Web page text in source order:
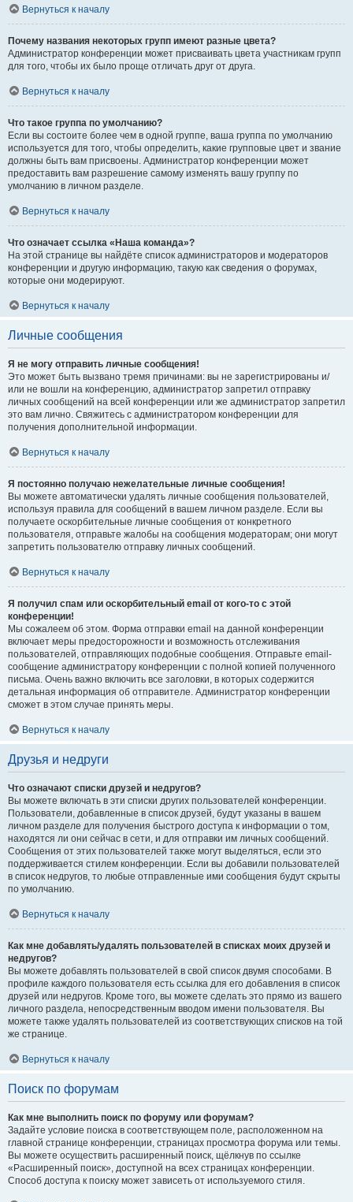
Вернуться к началу
Почему названия некоторых групп имеют разные цвета?
Администратор конференции может присваивать цвета участникам групп
для того, чтобы их было проще отличать друг от друга.
Вернуться к началу
Что такое группа по умолчанию?
Если вы состоите более чем в одной группе, ваша группа по умолчанию
используется для того, чтобы определить, какие групповые цвет и звание
должны быть вам присвоены. Администратор конференции может
предоставить вам разрешение самому изменять вашу группу по
умолчанию в личном разделе.
Вернуться к началу
Что означает ссылка «Наша команда»?
На этой странице вы найдёте список администраторов и модераторов
конференции и другую информацию, такую как сведения о форумах,
которые они модерируют.
Вернуться к началу
Личные сообщения
Я не могу отправить личные сообщения!
Это может быть вызвано тремя причинами: вы не зарегистрированы и/
или не вошли на конференцию, администратор запретил отправку
личных сообщений на всей конференции или же администратор запретил
это вам лично. Свяжитесь с администратором конференции для
получения дополнительной информации.
Вернуться к началу
Я постоянно получаю нежелательные личные сообщения!
Вы можете автоматически удалять личные сообщения пользователей,
используя правила для сообщений в вашем личном разделе. Если вы
получаете оскорбительные личные сообщения от конкретного
пользователя, отправьте жалобы на сообщения модераторам; они могут
запретить пользователю отправку личных сообщений.
Вернуться к началу
Я получил спам или оскорбительный email от кого-то с этой
конференции!
Мы сожалеем об этом. Форма отправки email на данной конференции
включает меры предосторожности и возможность отслеживания
пользователей, отправляющих подобные сообщения. Отправьте email-
сообщение администратору конференции с полной копией полученного
письма. Очень важно включить все заголовки, в которых содержится
детальная информация об отправителе. Администратор конференции
сможет в этом случае принять меры.
Вернуться к началу
Друзья и недруги
Что означают списки друзей и недругов?
Вы можете включать в эти списки других пользователей конференции.
Пользователи, добавленные в список друзей, будут указаны в вашем
личном разделе для получения быстрого доступа к информации о том,
находятся ли они сейчас в сети, и для отправки им личных сообщений.
Сообщения от этих пользователей также могут выделяться, если это
поддерживается стилем конференции. Если вы добавили пользователей
в список недругов, то любые отправленные ими сообщения будут скрыты
по умолчанию.
Вернуться к началу
Как мне добавлять/удалять пользователей в списках моих друзей и
недругов?
Вы можете добавлять пользователей в свой список двумя способами. В
профиле каждого пользователя есть ссылка для его добавления в список
друзей или недругов. Кроме того, вы можете сделать это прямо из вашего
личного раздела, непосредственным вводом имени пользователя. Вы
можете также удалять пользователей из соответствующих списков на той
же странице.
Вернуться к началу
Поиск по форумам
Как мне выполнить поиск по форуму или форумам?
Задайте условие поиска в соответствующем поле, расположенном на
главной странице конференции, страницах просмотра форума или темы.
Вы можете осуществить расширенный поиск, щёлкнув по ссылке
«Расширенный поиск», доступной на всех страницах конференции.
Способ доступа к поиску может зависеть от используемого стиля.